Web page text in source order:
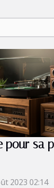
pour sa
2023 02:14